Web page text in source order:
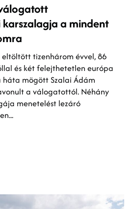
a mindent
tizenhárom évvel, 86
és két felejthetetlen európa
háta mögött Szalai Ádám
a válogatottól. Néhány
menetelést lezáró